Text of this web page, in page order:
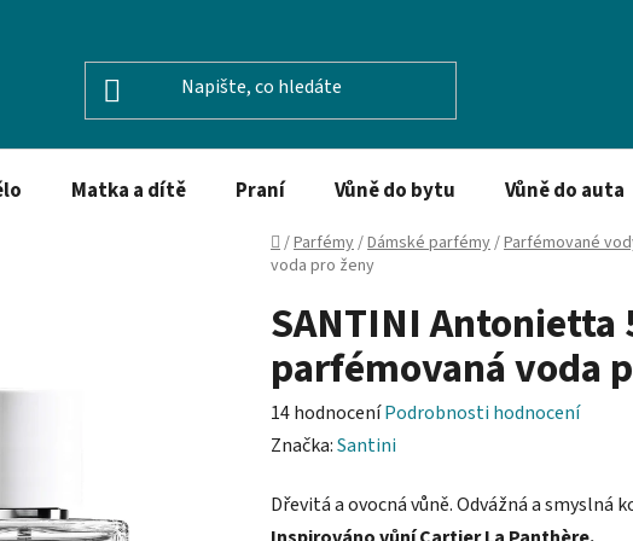
Matka a dítě Praní Vůně do bytu Vůně do auta
Domů
/Parfémy/Dámské parfémy/Parfémované
voda pro ženy
SANTINI Antonietta
parfémovaná voda
Průměrné
hodnocení
je
14 hodnoceníPodrobnosti hodnocení
Značka:Santini
Dřevitá a ovocná vůně. Odvážná a smyslná